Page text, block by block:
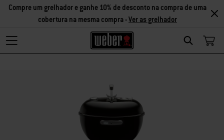
Search
Compre um grelhador e ganhe 10% de desconto na compra de uma
cobertura na mesma compra -Ver as grelhador